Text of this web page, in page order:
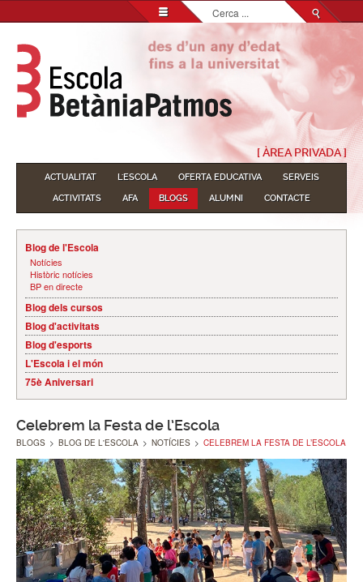
Cerca
...
[ ÀREA PRIVADA ]
ACTUALITAT L'ESCOLA OFERTA EDUCATIVA
SERVEIS
ACTIVITATS
AFA BLOGS ALUMNI CONTACTE
Blog de l'Escola
Notícies
Històric notícies
BP en directe
Blog dels cursos
Blog d'activitats
Blog d'esports
L'Escola i el món
75è Aniversari
Celebrem la Festa de l’Escola
BLOGS > BLOG DE L'ESCOLA > NOTÍCIES > CELEBREM LA FESTA DE L’ESCOLA